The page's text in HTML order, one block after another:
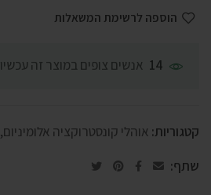
הוספה לרשימת המשאלות
14 אנשים צופים במוצר זה עכשיו
קטגוריות: אוהלי קונסטרוקציה אלומיניום,
שתף: